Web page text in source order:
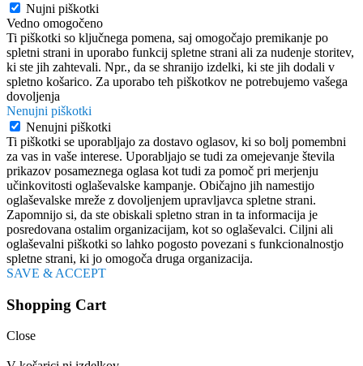
Nujni piškotki
Vedno omogočeno
Ti piškotki so ključnega pomena, saj omogočajo premikanje po
spletni strani in uporabo funkcij spletne strani ali za nudenje storitev,
ki ste jih zahtevali. Npr., da se shranijo izdelki, ki ste jih dodali v
spletno košarico. Za uporabo teh piškotkov ne potrebujemo vašega
dovoljenja
Nenujni piškotki
Nenujni piškotki
Ti piškotki se uporabljajo za dostavo oglasov, ki so bolj pomembni
za vas in vaše interese. Uporabljajo se tudi za omejevanje števila
prikazov posameznega oglasa kot tudi za pomoč pri merjenju
učinkovitosti oglaševalske kampanje. Običajno jih namestijo
oglaševalske mreže z dovoljenjem upravljavca spletne strani.
Zapomnijo si, da ste obiskali spletno stran in ta informacija je
posredovana ostalim organizacijam, kot so oglaševalci. Ciljni ali
oglaševalni piškotki so lahko pogosto povezani s funkcionalnostjo
spletne strani, ki jo omogoča druga organizacija.
SAVE & ACCEPT
Shopping Cart
Close